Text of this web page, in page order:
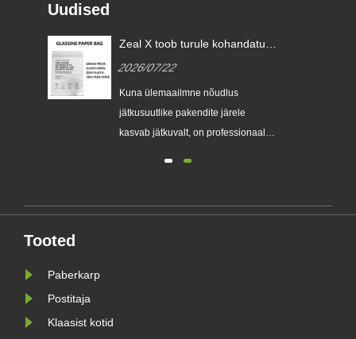
Uudised
Zeal X toob turule kohandatud
ülemaailmsetel kaubamärkidel
ühekordselt kasutatavaid
plastpakendeid asendada
2026/07/22
Kuna ülemaailmne nõudlus
jätkusuutlike pakendite järele
kasvab jätkuvalt, on professionaalne
paberkottide seeria. Traditsiooniliste
Tooted
Paberkarp
Postitaja
Klaasist kotid